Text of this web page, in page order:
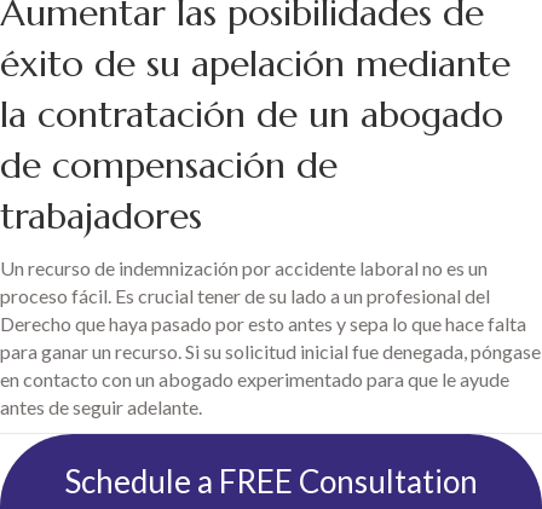
Aumentar las posibilidades de
éxito de su apelación mediante
la contratación de un abogado
de compensación de
trabajadores
Un recurso de indemnización por accidente laboral no es un
proceso fácil. Es crucial tener de su lado a un profesional del
Derecho que haya pasado por esto antes y sepa lo que hace falta
para ganar un recurso. Si su solicitud inicial fue denegada, póngase
en contacto con un abogado experimentado para que le ayude
antes de seguir adelante.
Schedule a FREE Consultation